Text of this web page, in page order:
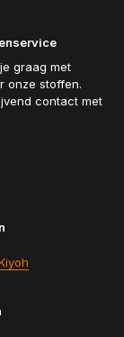
graag met
onze stoffen.
contact met